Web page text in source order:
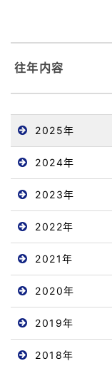
往年内容
2025年
2024年
2023年
2022年
2021年
2020年
2019年
2018年